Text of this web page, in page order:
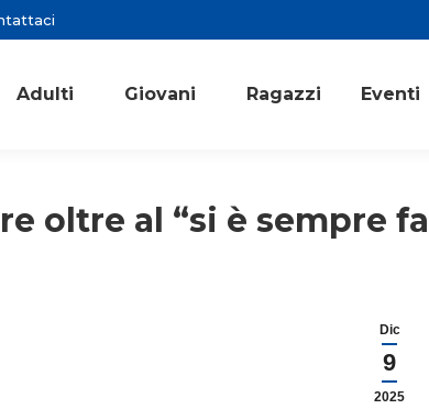
Adulti Giovani Ragazzi Eventi
oltre al “si è sempre
Dic
9
2025